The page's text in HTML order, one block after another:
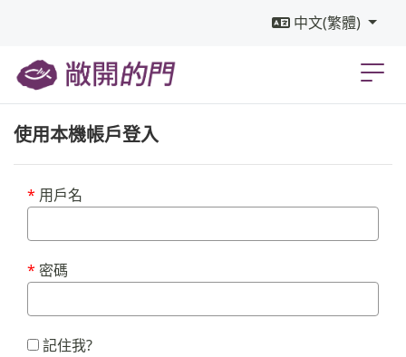
中文(繁體)
使用本機帳戶登入
用戶名
密碼
記住我?